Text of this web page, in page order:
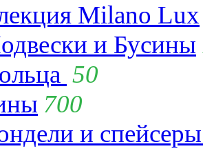
Milano Lux
и Бусины
50
700
и